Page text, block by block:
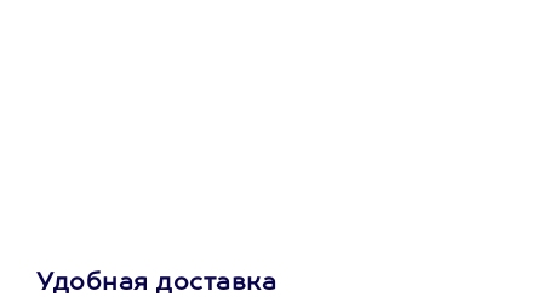
Удобная доставка